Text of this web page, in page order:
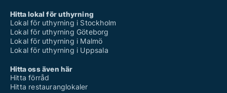
Hitta lokal för uthyrning
Lokal för uthyrning i Stockholm
Lokal för uthyrning Göteborg
Lokal för uthyrning i Malmö
Lokal för uthyrning i Uppsala
Hitta oss även här
Hitta förråd
Hitta restauranglokaler